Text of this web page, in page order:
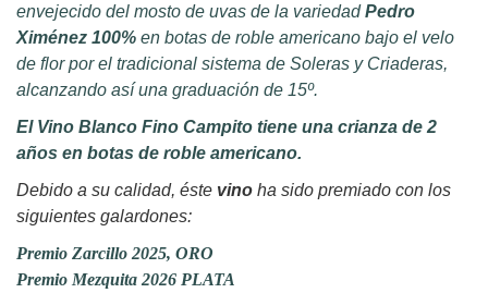
envejecido del mosto de uvas de la variedadPedro
Ximénez 100% en botas de roble americano bajo el velo
de flor por el tradicional sistema de Soleras y Criaderas,
alcanzando así una graduación de 15º.
El Vino Blanco Fino Campito tiene una crianza de 2
años en botas de roble americano.
Debido a su calidad, éste vino ha sido premiado con los
siguientes galardones:
Premio Zarcillo 2025, ORO
Premio Mezquita 2026 PLATA